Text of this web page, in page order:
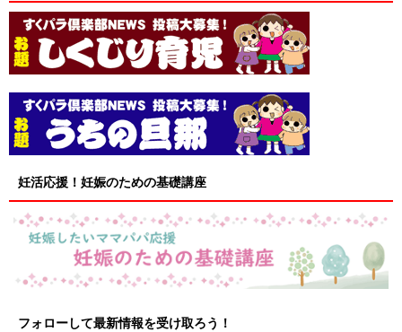
妊活応援！妊娠のための基礎講座
フォローして最新情報を受け取ろう！